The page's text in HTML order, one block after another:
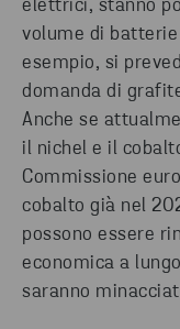
elettrici, stanno
volume di
esempio, si
domanda di
Anche se
il nichel e il
Commissione
cobalto già nel
possono essere
economica a
saranno